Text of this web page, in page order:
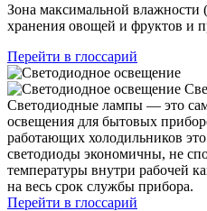
Зона максимальной влажности
хранения овощей и фруктов и
Перейти в глоссарий
Светодиодные лампы — это
освещения для бытовых
работающих холодильников
светодиоды экономичны, не
температуры внутри рабочей
на весь срок службы прибора.
Перейти в глоссарий